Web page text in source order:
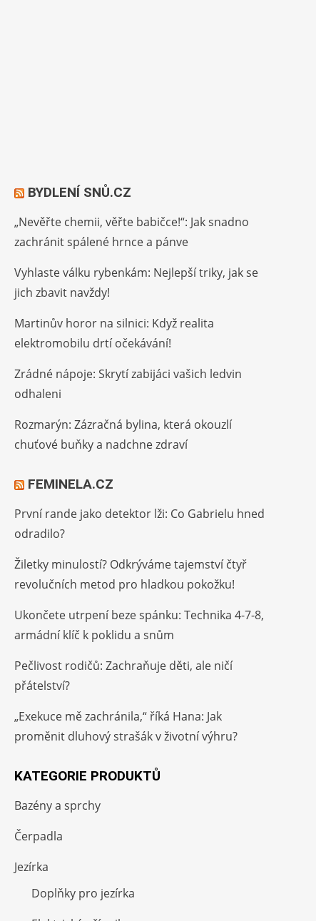
BYDLENÍ SNŮ.CZ
„Nevěřte chemii, věřte babičce!“: Jak snadno
zachránit spálené hrnce a pánve
Vyhlaste válku rybenkám: Nejlepší triky, jak se
jich zbavit navždy!
Martinův horor na silnici: Když realita
elektromobilu drtí očekávání!
Zrádné nápoje: Skrytí zabijáci vašich ledvin
odhaleni
Rozmarýn: Zázračná bylina, která okouzlí
chuťové buňky a nadchne zdraví
FEMINELA.CZ
První rande jako detektor lži: Co Gabrielu hned
odradilo?
Žiletky minulostí? Odkrýváme tajemství čtyř
revolučních metod pro hladkou pokožku!
Ukončete utrpení beze spánku: Technika 4-7-8,
armádní klíč k poklidu a snům
Pečlivost rodičů: Zachraňuje děti, ale ničí
přátelství?
„Exekuce mě zachránila,“ říká Hana: Jak
proměnit dluhový strašák v životní výhru?
KATEGORIE PRODUKTŮ
Bazény a sprchy
Čerpadla
Jezírka
Doplňky pro jezírka